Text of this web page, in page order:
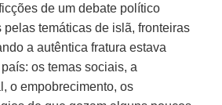
de um debate político
pelas temáticas de islã, fronteiras
a autêntica fratura estava
os temas sociais, a
o empobrecimento, os